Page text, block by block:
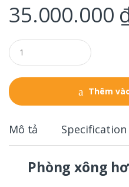
35.000.000
Q
u
a
t
i
Thêm
Mô tả Specification
Phòng xông